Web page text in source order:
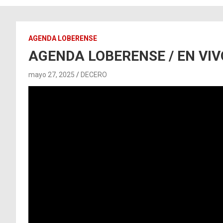
AGENDA LOBERENSE
AGENDA LOBERENSE / EN
mayo 27, 2025 DECERO